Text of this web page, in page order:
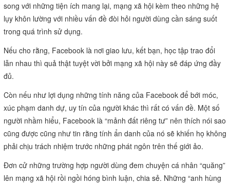
song với những tiện ích mang lại, mạng xã hội kèm theo những hệ
lụy khôn lường với nhiều vấn đề đòi hỏi người dùng cần sáng suốt
trong quá trình sử dụng.
Nếu cho rằng, Facebook là nơi giao lưu, kết bạn, học tập trao đổi
lẫn nhau thì quả thật tuyệt vời bởi mạng xã hội này sẽ đáp ứng đầy
đủ.
Còn nếu như lợi dụng những tính năng của Facebook để bới móc,
xúc phạm danh dự, uy tín của người khác thì rất có vấn đề. Một số
người nhầm hiểu, Facebook là “mảnh đất riêng tư” nên thích nói sao
cũng được cũng như tin rằng tính ẩn danh của nó sẽ khiến họ không
phải chịu trách nhiệm trước những phát ngôn trên thế giới ảo.
Đơn cử những trường hợp người dùng đem chuyện cá nhân “quăng”
lên mạng xã hội rồi ngồi hóng bình luận, chia sẻ. Những “anh hùng